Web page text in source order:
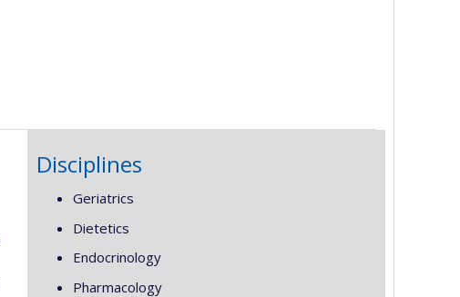
Disciplines
Geriatrics
Dietetics
Endocrinology
Pharmacology